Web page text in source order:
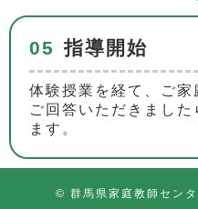
05 指導開始
体験授業を経て、ご家
ご回答いただきました
ます。
© 群馬県家庭教師セ